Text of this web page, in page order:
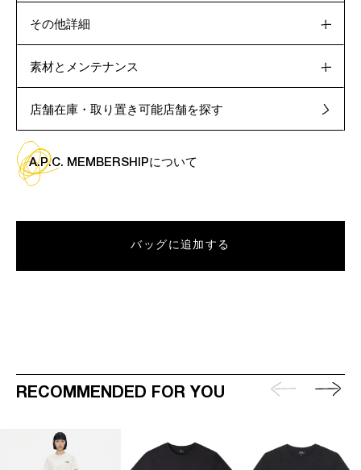
その他詳細
素材とメンテナンス
店舗在庫・取り置き可能店舗を探す
A.P.C. MEMBERSHIPについて
バッグに追加する
RECOMMENDED FOR YOU